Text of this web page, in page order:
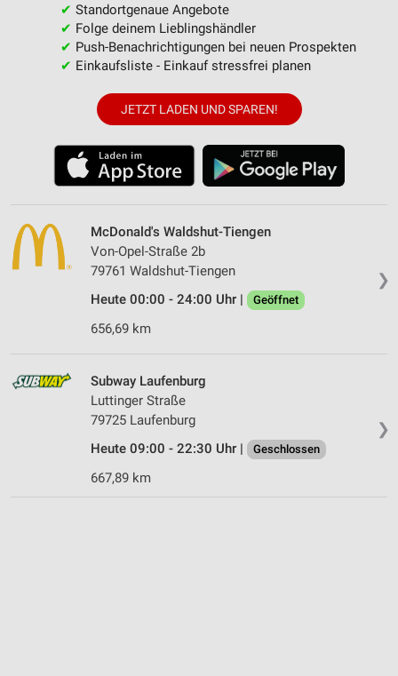
✔ Standortgenaue Angebote
✔ Folge deinem Lieblingshändler
✔ Push-Benachrichtigungen bei neuen Prospekten
✔ Einkaufsliste - Einkauf stressfrei planen
JETZT LADEN UND SPAREN!
❯
McDonald's Waldshut-Tiengen
Von-Opel-Straße 2b
79761 Waldshut-Tiengen
Heute 00:00 - 24:00 Uhr |
Geöffnet
656,69 km
❯
Subway Laufenburg
Luttinger Straße
79725 Laufenburg
Heute 09:00 - 22:30 Uhr |
Geschlossen
667,89 km